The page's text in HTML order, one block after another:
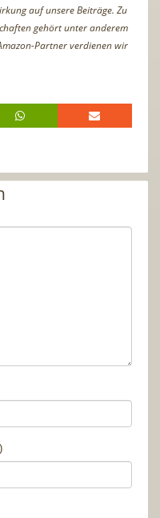
auf unsere Beiträge. Zu
gehört unter anderem
Partner verdienen wir